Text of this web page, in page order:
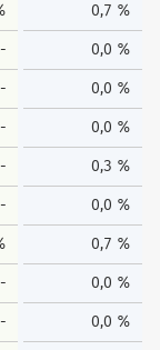
0,7 %
- 0,0 %
- 0,0 %
- 0,0 %
- 0,3 %
- 0,0 %
0,7 %
- 0,0 %
- 0,0 %